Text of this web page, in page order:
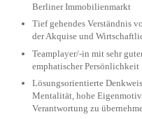
Berliner Immobilienmarkt
Tief gehendes Verständnis
der Akquise und
Teamplayer/-in mit sehr
emphatischer Persönlichkeit
Lösungsorientierte
Mentalität, hohe
Verantwortung zu